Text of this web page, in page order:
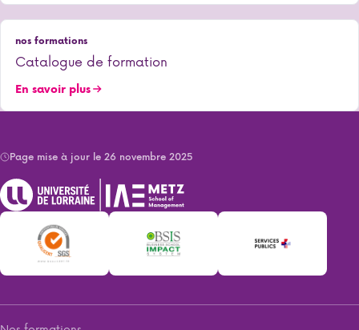
nos formations
Catalogue de formation
En savoir plus
Page mise à jour le 26 novembre 2025